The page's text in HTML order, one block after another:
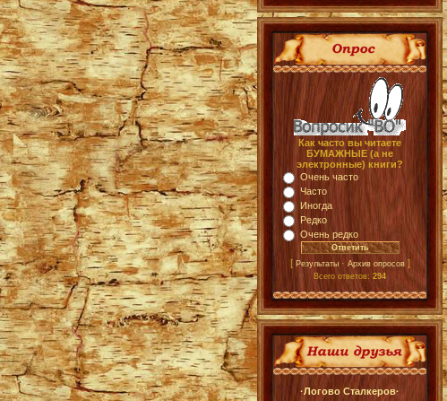
Как часто вы читаете
БУМАЖНЫЕ (а не
электронные) книги?
Очень часто
Часто
Иногда
Редко
Очень редко
[ Результаты· Архив опросов]
Всего ответов: 294
·Логово Сталкеров·